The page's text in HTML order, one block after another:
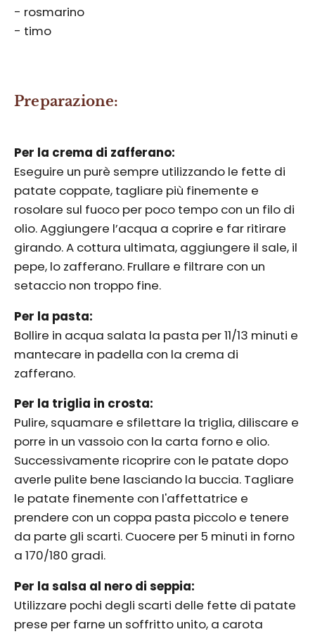
TUTTI I PRODOTTI
- rosmarino
- timo
Preparazione:
Per la crema di zafferano:
Eseguire un purè sempre utilizzando le fette di
patate coppate, tagliare più finemente e
rosolare sul fuoco per poco tempo con un filo di
olio. Aggiungere l’acqua a coprire e far ritirare
girando. A cottura ultimata, aggiungere il sale, il
pepe, lo zafferano. Frullare e filtrare con un
setaccio non troppo fine.
Per la pasta:
Bollire in acqua salata la pasta per 11/13 minuti e
mantecare in padella con la crema di
zafferano.
Per la triglia in crosta:
Pulire, squamare e sfilettare la triglia, diliscare e
porre in un vassoio con la carta forno e olio.
Successivamente ricoprire con le patate dopo
averle pulite bene lasciando la buccia. Tagliare
le patate finemente con l'affettatrice e
prendere con un coppa pasta piccolo e tenere
da parte gli scarti. Cuocere per 5 minuti in forno
a 170/180 gradi.
Per la salsa al nero di seppia:
Utilizzare pochi degli scarti delle fette di patate
prese per farne un soffritto unito, a carota